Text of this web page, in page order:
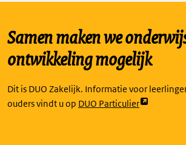
Samen maken we
ontwikkeling mogelijk
Dit is DUO Zakelijk. Informatie voor
ouders vindt u op DUO Particulier
Link